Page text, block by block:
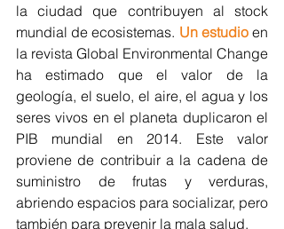
la ciudad que contribuyen al stock
mundial de ecosistemas. Un estudio en
la revista Global Environmental Change
ha estimado que el valor de la
geología, el suelo, el aire, el agua y los
seres vivos en el planeta duplicaron el
PIB mundial en 2014. Este valor
proviene de contribuir a la cadena de
suministro de frutas y verduras,
abriendo espacios para socializar, pero
también para prevenir la mala salud.